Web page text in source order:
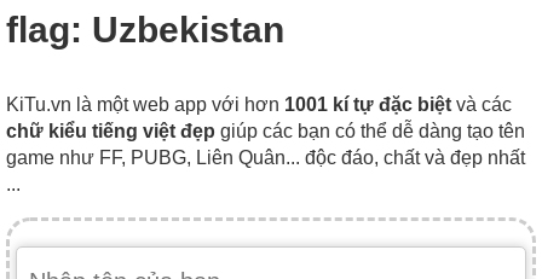
flag: Uzbekistan
KiTu.vn là một web app với hơn 1001 kí tự đặc biệt và các
chữ kiểu tiếng việt đẹp giúp các bạn có thể dễ dàng tạo tên
game như FF, PUBG, Liên Quân... độc đáo, chất và đẹp nhất
...